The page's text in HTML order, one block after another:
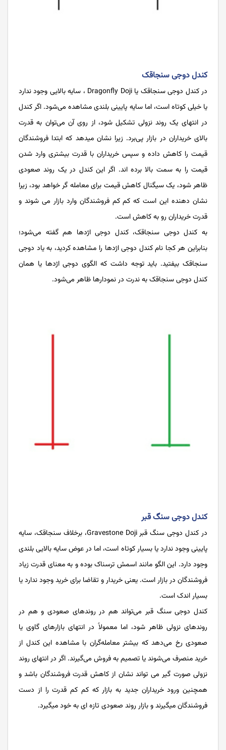
کندل دوجی سنجاقک
در کندل دوجی سنجاقک یا Dragonfly Doji ، سایه بالایی وجود ندارد
یا خیلی کوتاه است، اما سایه پایینی بلندی مشاهده می‌شود. اگر کندل
در انتهای یک روند نزولی تشکیل شود، از روی آن می‌توان به قدرت
بالای خریداران در بازار پی‌برد. زیرا نشان میدهد که ابتدا فروشندگان
قیمت را کاهش داده و سپس خریداران با قدرت بیشتری وارد شدن
قیمت را به سمت بالا برده اند. اگر این کندل در یک روند صعودی
ظاهر شود، یک سیگنال کاهش قیمت برای معامله گر خواهد بود، زیرا
نشان دهنده این است که کم کم فروشندگان وارد بازار می شوند و
قدرت خریداران رو به کاهش است.
به کندل دوجی سنجاقک، کندل دوجی اژدها هم گفته ‌می‌شود؛
بنابراین هر کجا نام کندل دوجی اژدها را مشاهده کردید، به یاد دوجی
سنجاقک بیفتید. باید توجه داشت که الگوی دوجی اژدها یا همان
کندل دوجی سنجاقک به ‌ندرت در نمودارها ظاهر می‌شود.
کندل دوجی سنگ قبر
در کندل دوجی سنگ قبر Gravestone Doji، برخلاف سنجاقک، سایه
پایینی وجود ندارد یا بسیار کوتاه است، اما در عوض سایه بالایی بلندی
وجود دارد. این الگو مانند اسمش ترسناک بوده و به معنای قدرت زیاد
فروشندگان در بازار است. یعنی خریدار و تقاضا برای خرید وجود ندارد یا
بسیار اندک است.
کندل دوجی سنگ قبر می‌تواند هم در روندهای صعودی و هم در
روندهای نزولی ظاهر شود، اما معمولاً در انتهای بازارهای گاوی یا
صعودی رخ می‌دهد که بیشتر معامله‌گران با مشاهده این کندل از
خرید منصرف می‌شوند یا تصمیم به فروش می‌گیرند. اگر در انتهای روند
نزولی صورت گیر می تواند نشان از کاهش قدرت فروشندگان باشد و
همچنین ورود خریداران جدید به بازار که کم کم قدرت را از دست
فروشندگان میگیرند و بازار روند صعودی تازه ای به خود میگیرد.